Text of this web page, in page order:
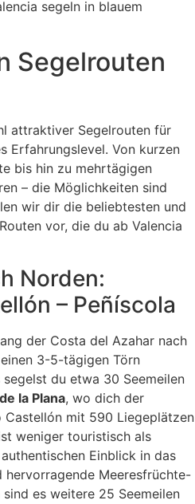
Segelrouten
attraktiver Segelrouten für
Erfahrungslevel. Von kurzen
bis hin zu mehrtägigen
– die Möglichkeiten sind
wir dir die beliebtesten und
vor, die du ab Valencia
Norden:
– Peñíscola
der Costa del Azahar nach
3-5-tägigen Törn
du etwa 30 Seemeilen
la Plana, wo dich der
mit 590 Liegeplätzen
weniger touristisch als
Einblick in das
hervorragende Meeresfrüchte-
es weitere 25 Seemeilen